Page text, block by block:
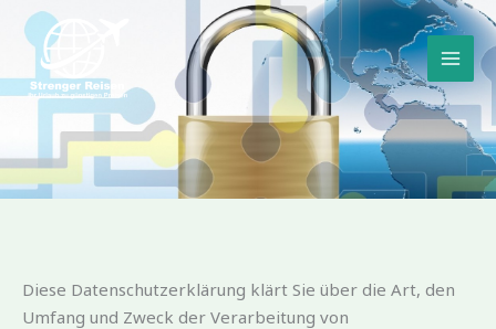
Zum
Inhalt
springen
Diese Datenschutzerklärung klärt Sie über die Art, den
Umfang und Zweck der Verarbeitung von